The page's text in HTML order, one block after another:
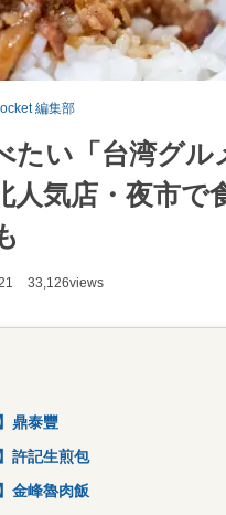
編集部
たい「台湾グル
人気店・夜市で
33,126views
鼎泰豐
許記生煎包
金峰魯肉飯